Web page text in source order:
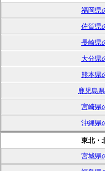
福岡県
佐賀県
長崎県
大分県
熊本県
鹿児島
宮崎県
沖縄県
東北・
宮城県